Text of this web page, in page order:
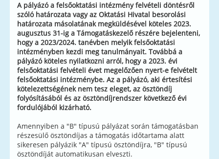
A pályázó a felsőoktatási intézmény felvételi döntésről
szóló határozata vagy az Oktatási Hivatal besorolási
határozata másolatának megküldésével köteles 2023.
augusztus 31-ig a Támogatáskezelő részére bejelenteni,
hogy a 2023/2024. tanévben melyik felsőoktatási
intézményben kezdi meg tanulmányait. Továbbá a
pályázó köteles nyilatkozni arról, hogy a 2023. évi
felsőoktatási felvételi évet megelőzően nyert-e felvételt
felsőoktatási intézménybe. Az a pályázó, aki értesítési
kötelezettségének nem tesz eleget, az ösztöndíj
folyósításából és az ösztöndíjrendszer következő évi
fordulójából kizárható.
Amennyiben a "B" típusú pályázat során támogatásban
részesülő ösztöndíjas a támogatás időtartama alatt
sikeresen pályázik "A" típusú ösztöndíjra, "B" típusú
ösztöndíját automatikusan elveszti.